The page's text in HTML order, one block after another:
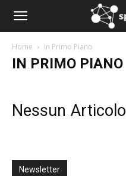
Home In Primo Piano
IN PRIMO PIANO
Nessun
Newsletter